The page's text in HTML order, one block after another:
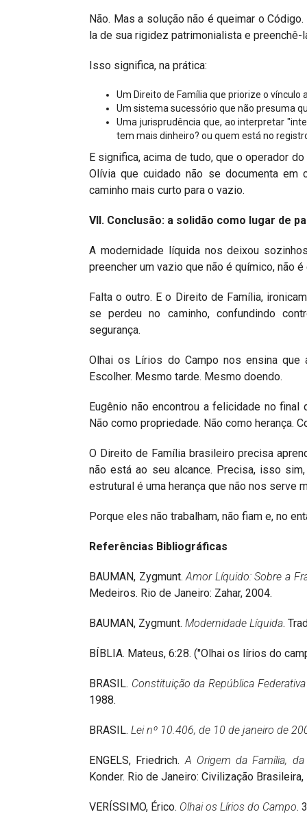
Não. Mas a solução não é queimar o
la de sua rigidez patrimonialista e preenchê-
Isso significa, na prática:
Um Direito de Família que priorize o vínculo
Um sistema sucessório que não presuma
Uma jurisprudência que, ao interpretar
tem mais dinheiro? ou quem está no
E significa, acima de tudo, que o operador
Olívia que cuidado não se documenta em
caminho mais curto para o vazio.
VII. Conclusão: a solidão como lugar de
A modernidade líquida nos deixou
preencher um vazio que não é químico, não
Falta o outro. E o Direito de Família,
se perdeu no caminho, confundindo
segurança.
Olhai os Lírios do Campo nos ensina que
Escolher. Mesmo tarde. Mesmo doendo.
Eugênio não encontrou a felicidade no
Não como propriedade. Não como herança.
O Direito de Família brasileiro precisa
não está ao seu alcance. Precisa, isso
estrutural é uma herança que não nos serve
Porque eles não trabalham, não fiam e, no
Referências Bibliográficas
BAUMAN, Zygmunt.Amor Líquido: Sobre a
Medeiros. Rio de Janeiro: Zahar, 2004.
BAUMAN, Zygmunt. Modernidade Líquida.
BÍBLIA. Mateus, 6:28. ("Olhai os lírios do
BRASIL. Constituição da República
1988.
BRASIL. Lei nº 10.406, de 10 de janeiro de
ENGELS, Friedrich.A Origem da Família,
Konder. Rio de Janeiro: Civilização
VERÍSSIMO, Érico. Olhai os Lírios do Campo.